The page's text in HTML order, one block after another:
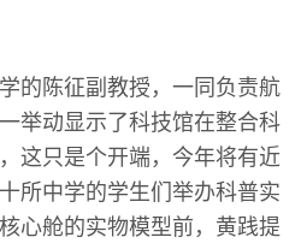
的陈征副教授，一同负责航
举动显示了科技馆在整合科
这只是个开端，今年将有近
所中学的学生们举办科普实
心舱的实物模型前，黄践提